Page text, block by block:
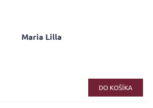
Maria Lilla
DO KOŠÍKA